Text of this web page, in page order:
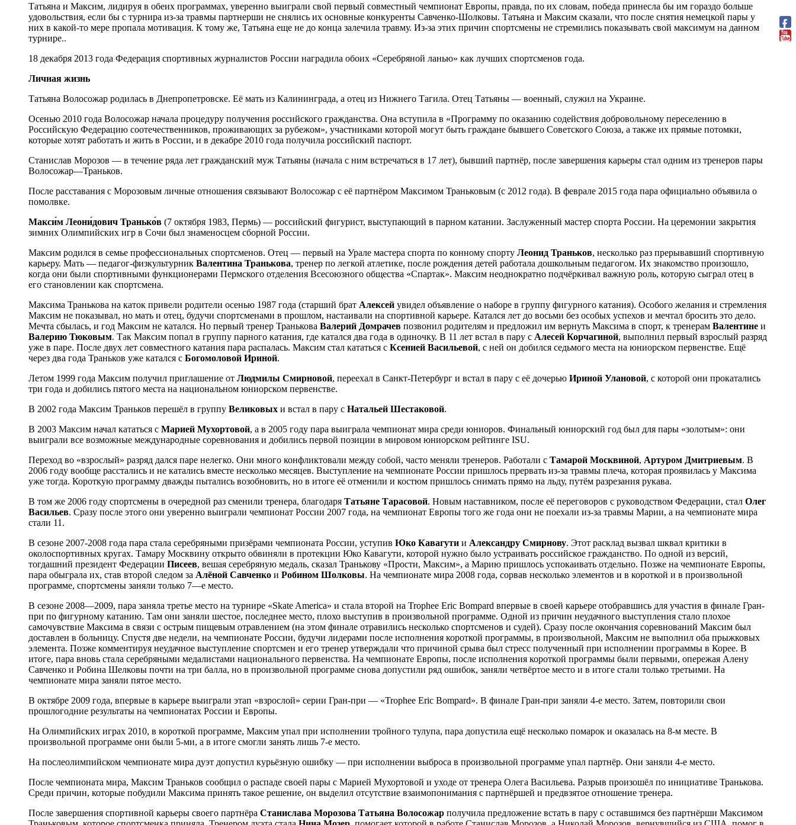
Татьяна и Максим, лидируя в обеих программах, уверенно выиграли свой первый совместный чемпионат Европы, правда, по их словам, победа принесла бы им гораздо больше
удовольствия, если бы с турнира из-за травмы партнерши не снялись их основные конкуренты Савченко-Шoлковы. Татьяна и Максим сказали, что после снятия немецкой пары у
них в какой-то мере пропала мотивация. К тому же, Татьяна еще не до конца залечила травму. Из-за этих причин спортсмены не стремились показывать свой максимум на данном
турнире..
18 декабря 2013 года Федерация спортивных журналистов России наградила обоих «Серебряной ланью» как лучших спортсменов года.
Личная жизнь
Татьяна Волосожар родилась в Днепропетровске. Её мать из Калининграда, а отец из Нижнего Тагила. Отец Татьяны — военный, служил на Украине.
Осенью 2010 года Волосожар начала процедуру получения российского гражданства. Она вступила в «Программу по оказанию содействия добровольному переселению в
Российскую Федерацию соотечественников, проживающих за рубежом», участниками которой могут быть граждане бывшего Советского Союза, а также их прямые потомки,
которые хотят работать и жить в России, и в декабре 2010 года получила российский паспорт.
Станислав Морозов — в течение ряда лет гражданский муж Татьяны (начала с ним встречаться в 17 лет), бывший партнёр, после завершения карьеры стал одним из тренеров пары
Волосожар—Траньков.
После расставания с Морозовым личные отношения связывают Волосожар с её партнёром Максимом Траньковым (с 2012 года). В феврале 2015 года пара официально объявила о
помолвке.
Макси́м Леони́дович Транько́в (7 октября 1983, Пермь) — российский фигурист, выступающий в парном катании. Заслуженный мастер спорта России. На церемонии закрытия
зимних Олимпийских игр в Сочи был знаменосцем сборной России.
Максим родился в семье профессиональных спортсменов. Отец — первый на Урале мастера спорта по конному спорту Леонид Траньков, несколько раз прерывавший спортивную
карьеру. Мать — педагог-физкультурник Валентина Транькова, тренер по легкой атлетике, после рождения детей работала дошкольным педагогом. Их знакомство произошло,
когда они были спортивными функционерами Пермского отделения Всесоюзного общества «Спартак». Максим неоднократно подчёркивал важную роль, которую сыграл отец в
его становлении как спортсмена.
Максима Транькова на каток привели родители осенью 1987 года (старший брат Алексей увидел объявление о наборе в группу фигурного катания). Особого желания и стремления
Максим не показывал, но мать и отец, будучи спортсменами в прошлом, настаивали на спортивной карьере. Катался лет до восьми без особых успехов и мечтал бросить это дело.
Мечта сбылась, и год Максим не катался. Но первый тренер Транькова Валерий Домрачев позвонил родителям и предложил им вернуть Максима в спорт, к тренерам Валентине и
Валерию Тюковым. Так Максим попал в группу парного катания, где катался два года в одиночку. В 11 лет встал в пару с Алесей Корчагиной, выполнил первый взрослый разряд
уже в паре. После двух лет совместного катания пара распалась. Максим стал кататься с Ксенией Васильевой, с ней он добился седьмого места на юниорском первенстве. Ещё
через два года Траньков уже катался с Богомоловой Ириной.
Летом 1999 года Максим получил приглашение от Людмилы Смирновой, переехал в Санкт-Петербург и встал в пару с её дочерью Ириной Улановой, с которой они прокатались
три года и добились пятого места на национальном юниорском первенстве.
В 2002 года Максим Траньков перешёл в группу Великовых и встал в пару с Натальей Шестаковой.
В 2003 Максим начал кататься с Марией Мухортовой, а в 2005 году пара выиграла чемпионат мира среди юниоров. Финальный юниорский год был для пары «золотым»: они
выиграли все возможные международные соревнования и добились первой позиции в мировом юниорском рейтинге ISU.
Переход во «взрослый» разряд дался паре нелегко. Они много конфликтовали между собой, часто меняли тренеров. Работали с Тамарой Москвиной, Артуром Дмитриевым. В
2006 году вообще расстались и не катались вместе несколько месяцев. Выступление на чемпионате России пришлось прервать из-за травмы плеча, которая проявилась у Максима
уже тогда. Короткую программу дважды пытались возобновить, но в итоге её отменили и костюм пришлось снимать прямо на льду, путём разрезания рукава.
В том же 2006 году спортсмены в очередной раз сменили тренера, благодаря Татьяне Тарасовой. Новым наставником, после её переговоров с руководством Федерации, стал Олег
Васильев. Сразу после этого они уверенно выиграли чемпионат России 2007 года, на чемпионат Европы того же года они не поехали из-за травмы Марии, а на чемпионате мира
стали 11.
В сезоне 2007-2008 года пара стала серебряными призёрами чемпионата России, уступив Юко Кавагути и Александру Смирнову. Этот расклад вызвал шквал критики в
околоспортивных кругах. Тамару Москвину открыто обвиняли в протекции Юко Кавагути, которой нужно было устраивать российское гражданство. По одной из версий,
тогдашний президент Федерации Писеев, вешая серебряную медаль, сказал Транькову «Прости, Максим», а Марию пришлось успокаивать отдельно. Позже на чемпионате Европы,
пара обыграла их, став второй следом за Алёной Савченко и Робином Шолковы. На чемпионате мира 2008 года, сорвав несколько элементов и в короткой и в произвольной
программе, спортсмены заняли только 7—е место.
В сезоне 2008—2009, пара заняла третье место на турнире «Skate America» и стала второй на Trophee Eric Bompard впервые в своей карьере отобравшись для участия в финале Гран-
при по фигурному катанию. Там они заняли шестое, последнее место, плохо выступив в произвольной программе. Одной из причин неудачного выступления стало плохое
самочувствие Максима в связи с острым пищевым отравлением (на этом финале отравились несколько спортсменов и судей). Сразу после окончания соревнований Максим был
доставлен в больницу. Спустя две недели, на чемпионате России, будучи лидерами после исполнения короткой программы, в произвольной, Максим не выполнил оба прыжковых
элемента. Позже комментируя неудачное выступление спортсмен и его тренер утверждали что причиной срыва был стресс полученный при исполнении программы в Корее. В
итоге, пара вновь стала серебряными медалистами национального первенства. На чемпионате Европы, после исполнения короткой программы были первыми, опережая Алену
Савченко и Робина Шелковы почти на три балла, но в произвольной программе снова допустили ряд ошибок, заняли четвёртое место и в итоге стали только третьими. На
чемпионате мира заняли пятое место.
В октябре 2009 года, впервые в карьере выиграли этап «взрослой» серии Гран-при — «Trophee Eric Bompard». В финале Гран-при заняли 4-е место. Затем, повторили свои
прошлогодние результаты на чемпионатах России и Европы.
На Олимпийских играх 2010, в короткой программе, Максим упал при исполнении тройного тулупа, пара допустила ещё несколько помарок и оказалась на 8-м месте. В
произвольной программе они были 5-ми, а в итоге смогли занять лишь 7-е место.
На послеолимпийском чемпионате мира дуэт допустил курьёзную ошибку — при исполнении выброса в произвольной программе упал партнёр. Они заняли 4-е место.
После чемпионата мира, Максим Траньков сообщил о распаде своей пары с Марией Мухортовой и уходе от тренера Олега Васильева. Разрыв произошёл по инициативе Транькова.
Среди причин, которые побудили Максима принять такое решение, он выделил отсутствие взаимопонимания с партнёршeй и предвзятое отношение тренера.
После завершения спортивной карьеры своего партнёра Станислава Морозова Татьяна Волосожар получила предложение встать в пару с оставшимся без партнёрши Максимом